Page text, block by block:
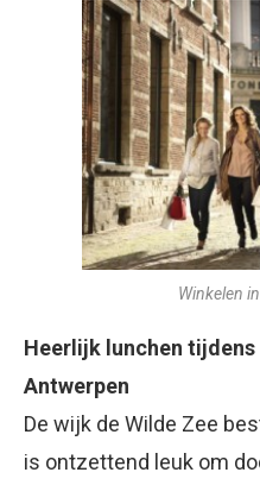
Winkelen
Heerlijk lunchen tijdens
Antwerpen
De wijk de Wilde Zee
is ontzettend leuk om